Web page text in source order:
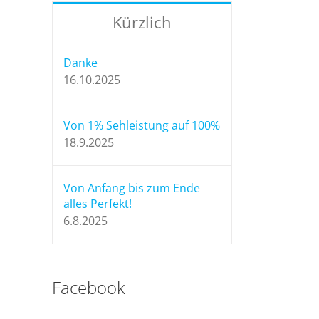
FÜR
Kürzlich
Danke
16.10.2025
Von 1% Sehleistung auf 100%
18.9.2025
Von Anfang bis zum Ende
alles Perfekt!
6.8.2025
Facebook